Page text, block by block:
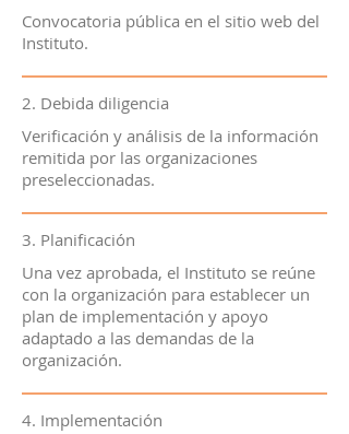
Convocatoria pública en el sitio web del
Instituto.
2. Debida diligencia
Verificación y análisis de la información
remitida por las organizaciones
preseleccionadas.
3. Planificación
Una vez aprobada, el Instituto se reúne
con la organización para establecer un
plan de implementación y apoyo
adaptado a las demandas de la
organización.
4. Implementación